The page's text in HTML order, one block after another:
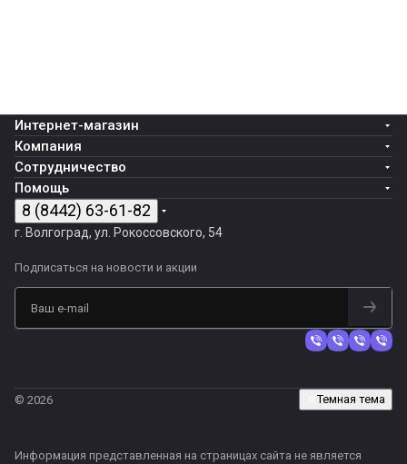
Интернет-магазин
Компания
Сотрудничество
Помощь
8 (8442) 63-61-82
г. Волгоград, ул. Рокоссовского, 54
Подписаться на новости и акции
© 2026 Темная тема
Информация представленная на страницах сайта не является